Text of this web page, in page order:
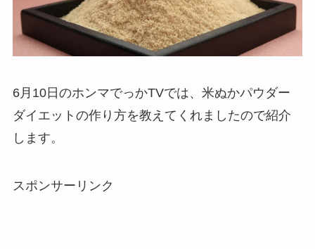
6月10日のホンマでっかTVでは、米ぬかパウダー
ダイエットの作り方を教えてくれましたので紹介
します。
スポンサーリンク